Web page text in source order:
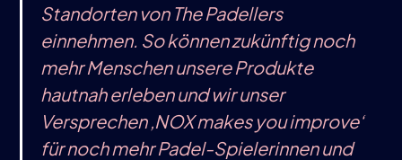
Standorten von The Padellers
einnehmen. So können zukünftig noch
mehr Menschen unsere Produkte
hautnah erleben und wir unser
Versprechen ‚NOX makes you improve‘
für noch mehr Padel-Spielerinnen und